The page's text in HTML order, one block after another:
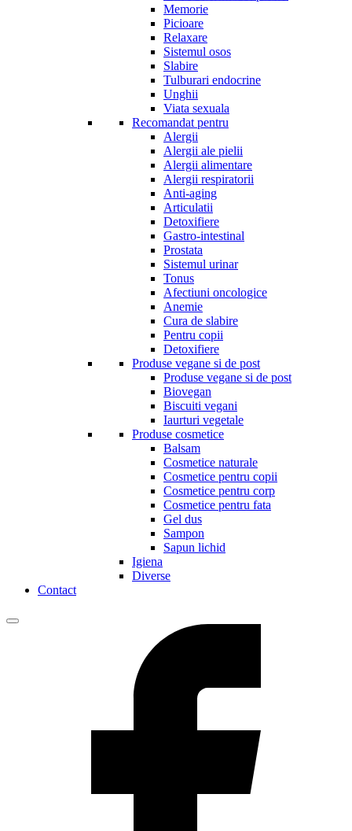
Memorie
Picioare
Relaxare
Sistemul osos
Slabire
Tulburari endocrine
Unghii
Viata sexuala
Recomandat pentru
Alergii
Alergii ale pielii
Alergii alimentare
Alergii respiratorii
Anti-aging
Articulatii
Detoxifiere
Gastro-intestinal
Prostata
Sistemul urinar
Tonus
Afectiuni oncologice
Anemie
Cura de slabire
Pentru copii
Detoxifiere
Produse vegane si de post
Produse vegane si de post
Biovegan
Biscuiti vegani
Iaurturi vegetale
Produse cosmetice
Balsam
Cosmetice naturale
Cosmetice pentru copii
Cosmetice pentru corp
Cosmetice pentru fata
Gel dus
Sampon
Sapun lichid
Igiena
Diverse
Contact